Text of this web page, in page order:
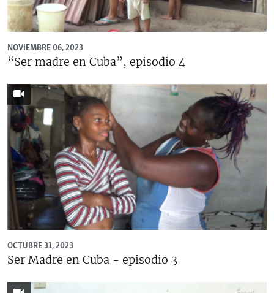
RADIO MARTÍ
ESPECIALES
ESPECIALES
SER VIEJO EN CUBA
KENTU-CUBANO
LOS SANTOS DE HIALEAH
DESINFORMACIÓN RUSA EN AMÉRICA LATINA
LA INVASIÓN DE RUSIA A UCRANIA
MULTIMEDIA
SÍGUENOS
NOVIEMBRE 06, 2023
“Ser madre en Cuba”, episodio 4
OCTUBRE 31, 2023
Ser Madre en Cuba - episodio 3